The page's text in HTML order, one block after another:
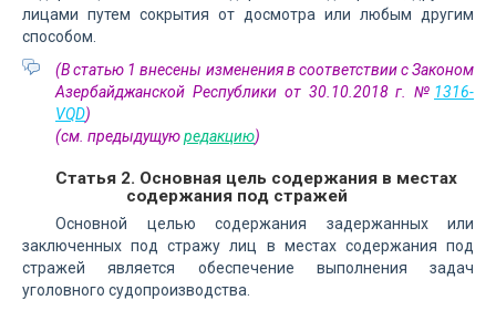
лицами путем сокрытия от досмотра или любым другим
способом.
(В статью 1 внесены изменения в соответствии с Законом
Азербайджанской Республики от 30.10.2018 г. № 1316-
VQD)
(см. предыдущуюредакцию)
Статья 2. Основная цель содержания в местах
содержания под стражей
Основной целью содержания задержанных или
заключенных под стражу лиц в местах содержания под
стражей является обеспечение выполнения задач
уголовного судопроизводства.